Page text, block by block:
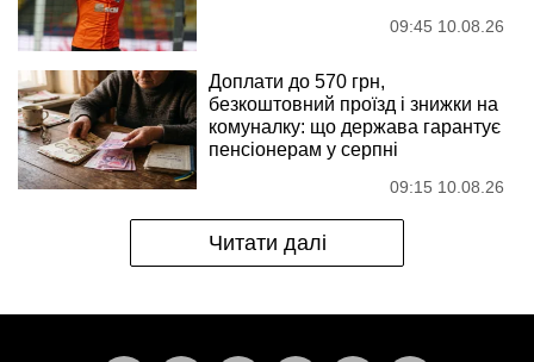
09:45 10.08.26
Доплати до 570 грн,
безкоштовний проїзд і знижки на
комуналку: що держава гарантує
пенсіонерам у серпні
09:15 10.08.26
Читати далі